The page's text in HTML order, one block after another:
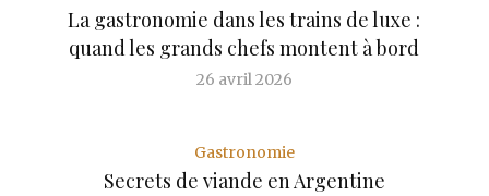
La gastronomie dans les trains de luxe :
quand les grands chefs montent à bord
26 avril 2026
Gastronomie
Secrets de viande en Argentine